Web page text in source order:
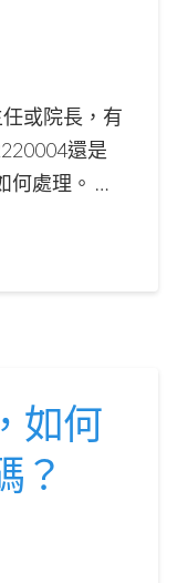
或院長，有
還是
何處理。 …
如何
？